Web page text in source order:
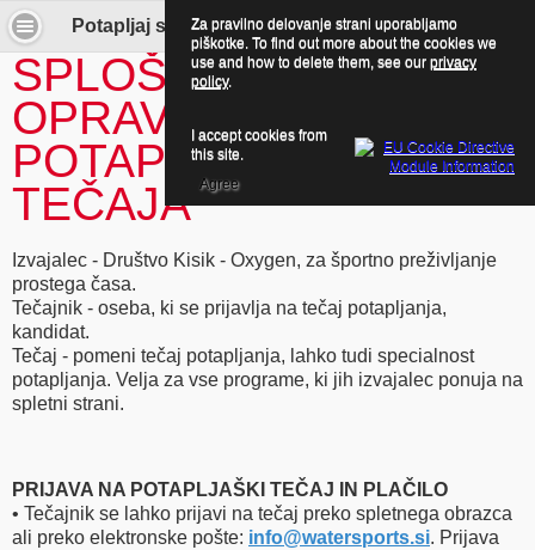
Potapljaj se z nami! - General terms and conditions for diving courses
SPLOŠNI POGOJI
OPRAVLJANJA
POTAPLJAŠKEGA
TEČAJA
Izvajalec - Društvo Kisik - Oxygen, za športno preživljanje
prostega časa.
Tečajnik - oseba, ki se prijavlja na tečaj potapljanja,
kandidat.
Tečaj - pomeni tečaj potapljanja, lahko tudi specialnost
potapljanja. Velja za vse programe, ki jih izvajalec ponuja na
spletni strani.
PRIJAVA NA POTAPLJAŠKI TEČAJ IN PLAČILO
• Tečajnik se lahko prijavi na tečaj preko spletnega obrazca
ali preko elektronske pošte: info​@​watersports.si. Prijava
Za pravilno delovanje strani uporabljamo
piškotke. To find out more about the cookies we
use and how to delete them, see our privacy
policy.
I accept cookies from
this site.
Agree